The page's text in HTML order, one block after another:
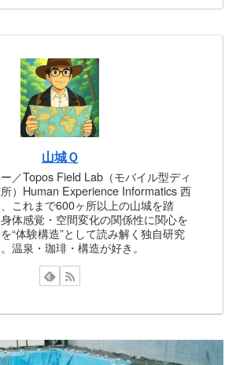
山城Ｑ
／Topos Field Lab（モバイル型ディ
）Human Experience Informatics 西
これまで600ヶ所以上の山城を踏
体感覚・空間変化の関係性に関心を
“体験構造”として読み解く独自研究
温泉・珈琲・構造が好き。